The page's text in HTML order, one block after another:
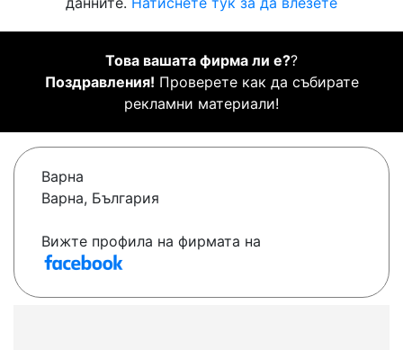
Това вашата фирма ли е??
Поздравления! Проверете как да събирате
рекламни материали!
Варна
Варна, България
Вижте профила на фирмата на